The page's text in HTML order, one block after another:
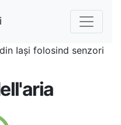
Iași folosind senzori